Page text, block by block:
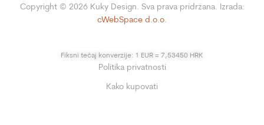
Copyright © 2026Kuky Design. Sva prava pridržana. Izrada:
cWebSpace d.o.o.
Fiksni tečaj konverzije: 1 EUR = 7,53450 HRK
Politika privatnosti
Kako kupovati